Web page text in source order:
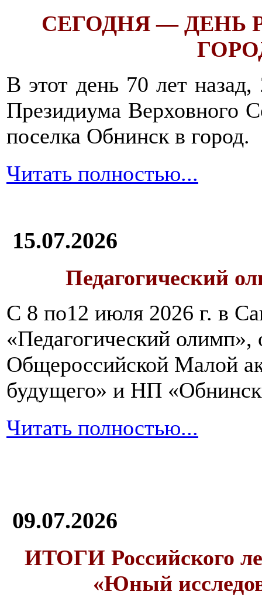
СЕГОДНЯ — ДЕНЬ
В этот день 70 лет
Президиума Верховного
поселка Обнинск в город.
Читать полностью...
15.07.2026
Педагогический
С 8 по12 июля 2026 г. в
«Педагогический олимп»,
Общероссийской Малой
будущего» и НП
Читать полностью...
09.07.2026
ИТОГИ Российского
«Юный